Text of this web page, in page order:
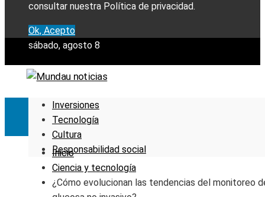
consultar nuestra Política de privacidad.
Ok, Acepto
sábado, agosto 8
Inversiones
Tecnología
Cultura
Responsabilidad social
Inicio
Ciencia y tecnología
¿Cómo evolucionan las tendencias del monitoreo